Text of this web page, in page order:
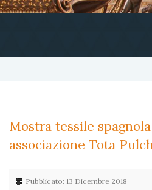
Mostra tessile
associazione Tota
Pubblicato: 13 Dicembre 2018